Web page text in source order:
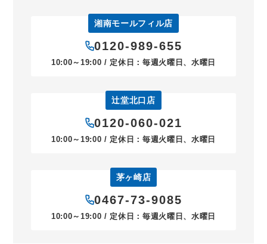
湘南モールフィル店
0120-989-655
10:00～19:00 / 定休日：毎週火曜日、水曜日
辻堂北口店
0120-060-021
10:00～19:00 / 定休日：毎週火曜日、水曜日
茅ヶ崎店
0467-73-9085
10:00～19:00 / 定休日：毎週火曜日、水曜日